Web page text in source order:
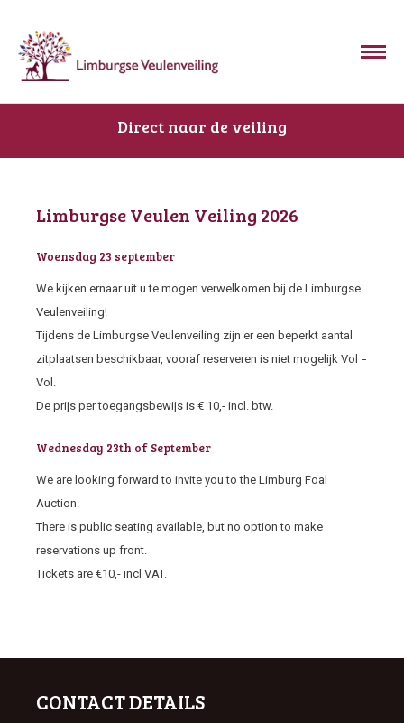
Direct naar de veiling
Limburgse Veulen Veiling 2026
Woensdag 23 september
We kijken ernaar uit u te mogen verwelkomen bij de Limburgse
Veulenveiling!
Tijdens de Limburgse Veulenveiling zijn er een beperkt aantal
zitplaatsen beschikbaar, vooraf reserveren is niet mogelijk Vol =
Vol.
De prijs per toegangsbewijs is € 10,- incl. btw.
Wednesday 23th of September
We are looking forward to invite you to the Limburg Foal
Auction.
There is public seating available, but no option to make
reservations up front.
Tickets are €10,- incl VAT.
CONTACT DETAILS